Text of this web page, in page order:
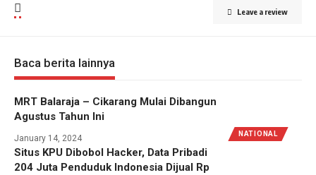
Leave a review
Baca berita lainnya
NATIONAL
MRT Balaraja – Cikarang Mulai Dibangun
Agustus Tahun Ini
January 14, 2024
Situs KPU Dibobol Hacker, Data Pribadi
204 Juta Penduduk Indonesia Dijual Rp